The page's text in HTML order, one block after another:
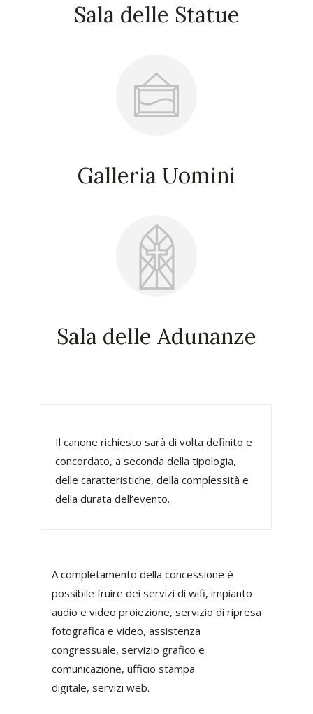
Sala delle Statue
Galleria Uomini
Sala delle Adunanze
Il canone richiesto sarà di volta definito e
concordato, a seconda della tipologia,
delle caratteristiche, della complessità e
della durata dell’evento.
A completamento della concessione è
possibile fruire dei servizi di wifi, impianto
audio e video proiezione, servizio di ripresa
fotografica e video, assistenza
congressuale, servizio grafico e
comunicazione, ufficio stampa
digitale, servizi web.